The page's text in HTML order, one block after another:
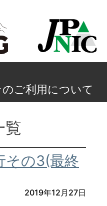
ご利用について
覧
その3(最終
2019年12月27日